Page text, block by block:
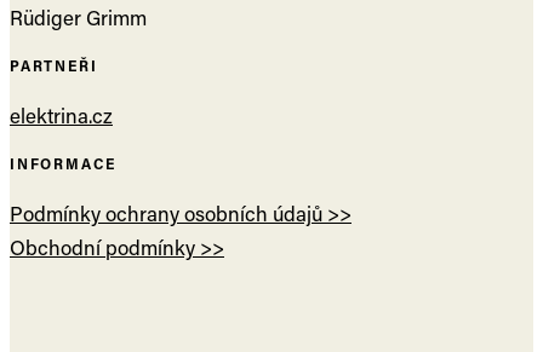
Rüdiger Grimm
PARTNEŘI
elektrina.cz
INFORMACE
Podmínky ochrany osobních údajů >>
Obchodní podmínky >>